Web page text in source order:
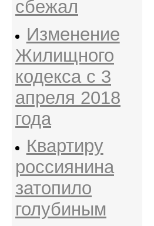
сбежал
Изменение
Жилищного
кодекса с 3
апреля 2018
года
Квартиру
россиянина
затопило
голубиным